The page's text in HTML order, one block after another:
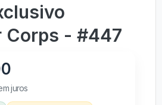
Corps - #447
juros